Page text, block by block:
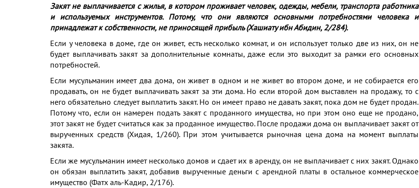
Закят не выплачивается с жилья, в котором проживает человек, одежды, мебели, транспорта работника
и используемых инструментов. Потому, что они являются основными потребностями человека и
принадлежат к собственности, не приносящей прибыль (Хашиату ибн Абидин, 2/284).
Если у человека в доме, где он живет, есть несколько комнат, и он использует только две из них, он не
будет выплачивать закят за дополнительные комнаты, даже если это выходит за рамки его основных
потребностей.
Если мусульманин имеет два дома, он живет в одном и не живет во втором доме, и не собирается его
продавать, он не будет выплачивать закят за эти дома. Но если второй дом выставлен на продажу, то с
него обязательно следует выплатить закят. Но он имеет право не давать закят, пока дом не будет продан.
Потому что, если он намерен подать закят с проданного имущества, но при этом оно еще не продано,
этот закят не будет считаться как за проданное имущество. После продажи дома он выплачивает закят от
вырученных средств (Хидая, 1/260). При этом учитывается рыночная цена дома на момент выплаты
закята.
Если же мусульманин имеет несколько домов и сдает их в аренду, он не выплачивает с них закят. Однако
он обязан выплатить закят, добавив вырученные деньги с арендной платы в остальное коммерческое
имущество (Фатх аль-Кадир, 2/176).